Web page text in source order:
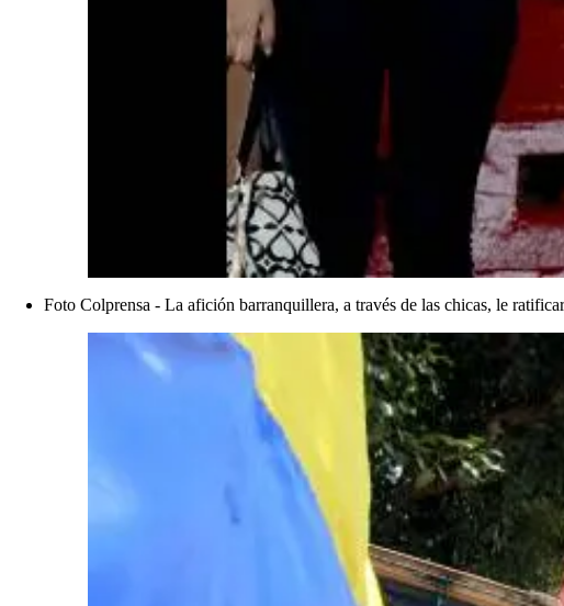
Foto Colprensa - La afición barranquillera, a través de las chicas, le